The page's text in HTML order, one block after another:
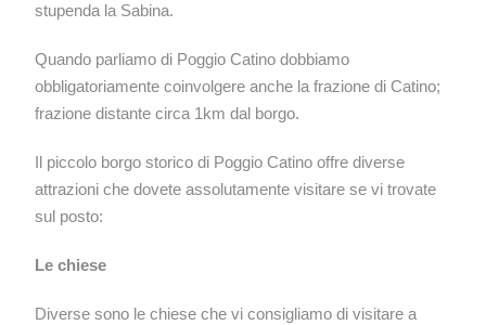
stupenda la Sabina.
Quando parliamo di Poggio Catino dobbiamo
obbligatoriamente coinvolgere anche la frazione di Catino;
frazione distante circa 1km dal borgo.
Il piccolo borgo storico di Poggio Catino offre diverse
attrazioni che dovete assolutamente visitare se vi trovate
sul posto:
Le chiese
Diverse sono le chiese che vi consigliamo di visitare a